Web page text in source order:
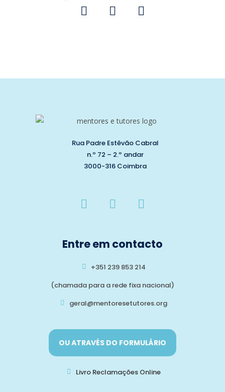
Rua Padre Estêvão Cabral
n.º 72 – 2.º andar
3000-316 Coimbra
Entre em contacto
+351 239 853 214
(chamada para a rede fixa nacional)
geral@mentoresetutores.org
OU ATRAVÉS DO FORMULÁRIO
Livro Reclamações Online